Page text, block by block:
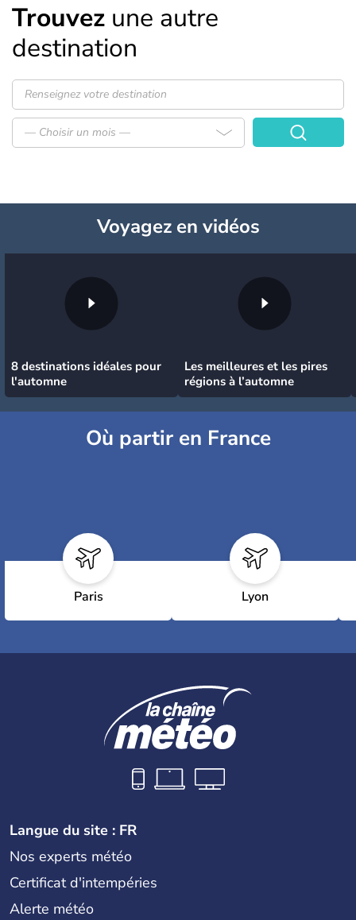
Trouvez une autre
destination
— Choisir un mois —
Voyagezen vidéos
8 destinations idéales pour
l'automne
Les meilleures et les pires
régions à l’automne
Où partir en France
Paris Lyon
Langue du site : FR
Nos experts météo
Certificat d'intempéries
Alerte météo